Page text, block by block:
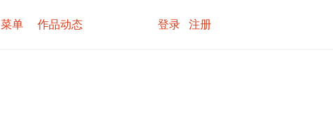
菜单 作品动态 登录 注册